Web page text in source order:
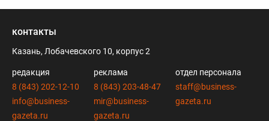
контакты
Казань, Лобачевского 10, корпус 2
редакция
8 (843) 202-12-10
info@business-
gazeta.ru
реклама
8 (843) 203-48-47
mir@business-
gazeta.ru
отдел персонала
staff@business-
gazeta.ru